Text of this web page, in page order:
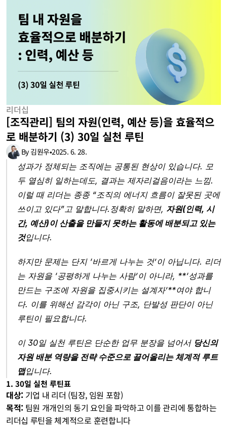
리더십
[조직관리] 팀의 자원(인력, 예산 등)을 효율적으
로 배분하기 (3) 30일 실천 루틴
By 김원우•2025. 6. 28.
성과가 정체되는 조직에는 공통된 현상이 있습니다. 모
두 열심히 일하는데도, 결과는 제자리걸음이라는 느낌.
이럴 때 리더는 종종 “조직의 에너지 흐름이 잘못된 곳에
쓰이고 있다”고 말합니다.정확히 말하면, 자원(인력, 시
간, 예산)이 산출을 만들지 못하는 활동에 배분되고 있는
것입니다.
하지만 문제는 단지 ‘바르게 나누는 것’이 아닙니다. 리더
는 자원을 ‘공평하게 나누는 사람’이 아니라, **‘성과를
만드는 구조에 자원을 집중시키는 설계자’**여야 합니
다. 이를 위해선 감각이 아닌 구조, 단발성 판단이 아닌
루틴이 필요합니다.
이 30일 실천 루틴은 단순한 업무 분장을 넘어서 당신의
자원 배분 역량을 전략 수준으로 끌어올리는 체계적 루트
맵입니다.
1. 30일 실천 루틴표
대상: 기업 내 리더 (팀장, 임원 포함)
목적: 팀원 개개인의 동기 요인을 파악하고 이를 관리에 통합하는
리더십 루틴을 체계적으로 훈련합니다